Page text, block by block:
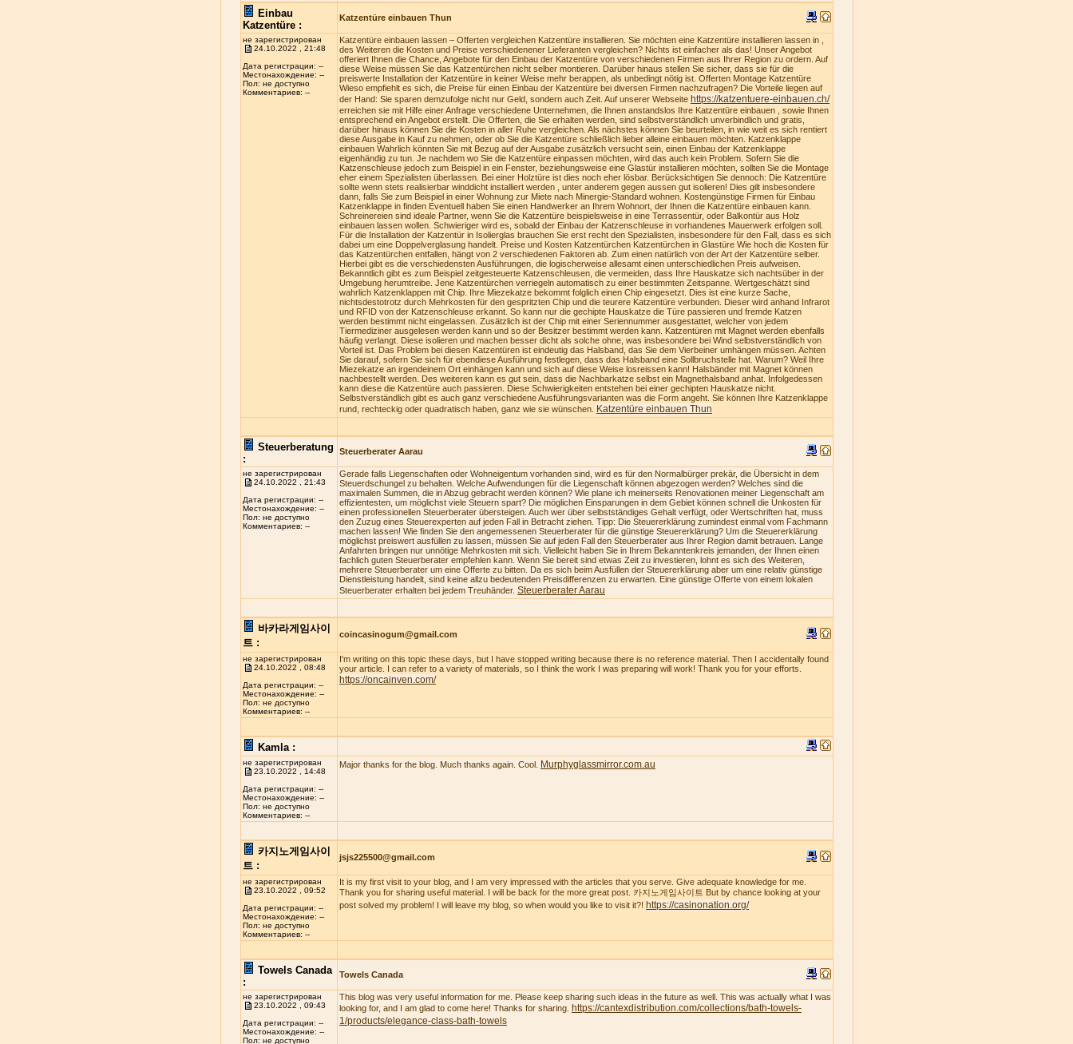
Einbau
Katzentüre :
Katzentüre einbauen Thun
не зарегистрирован
24.10.2022 , 21:48
Дата регистрации: --
Местонахождение: --
Пол: не доступно
Комментариев: --
Katzentüre einbauen lassen – Offerten vergleichen Katzentüre installieren. Sie möchten eine Katzentüre installieren lassen in ,
des Weiteren die Kosten und Preise verschiedenener Lieferanten vergleichen? Nichts ist einfacher als das! Unser Angebot
offeriert Ihnen die Chance, Angebote für den Einbau der Katzentüre von verschiedenen Firmen aus Ihrer Region zu ordern. Auf
diese Weise müssen Sie das Katzentürchen nicht selber montieren. Darüber hinaus stellen Sie sicher, dass sie für die
preiswerte Installation der Katzentüre in keiner Weise mehr berappen, als unbedingt nötig ist. Offerten Montage Katzentüre
Wieso empfiehlt es sich, die Preise für einen Einbau der Katzentüre bei diversen Firmen nachzufragen? Die Vorteile liegen auf
der Hand: Sie sparen demzufolge nicht nur Geld, sondern auch Zeit. Auf unserer Webseite https://katzentuere-einbauen.ch/
erreichen sie mit Hilfe einer Anfrage verschiedene Unternehmen, die Ihnen anstandslos Ihre Katzentüre einbauen , sowie Ihnen
entsprechend ein Angebot erstellt. Die Offerten, die Sie erhalten werden, sind selbstverständlich unverbindlich und gratis,
darüber hinaus können Sie die Kosten in aller Ruhe vergleichen. Als nächstes können Sie beurteilen, in wie weit es sich rentiert
diese Ausgabe in Kauf zu nehmen, oder ob Sie die Katzentüre schließlich lieber alleine einbauen möchten. Katzenklappe
einbauen Wahrlich könnten Sie mit Bezug auf der Ausgabe zusätzlich versucht sein, einen Einbau der Katzenklappe
eigenhändig zu tun. Je nachdem wo Sie die Katzentüre einpassen möchten, wird das auch kein Problem. Sofern Sie die
Katzenschleuse jedoch zum Beispiel in ein Fenster, beziehungsweise eine Glastür installieren möchten, sollten Sie die Montage
eher einem Spezialisten überlassen. Bei einer Holztüre ist dies noch eher lösbar. Berücksichtigen Sie dennoch: Die Katzentüre
sollte wenn stets realisierbar winddicht installiert werden , unter anderem gegen aussen gut isolieren! Dies gilt insbesondere
dann, falls Sie zum Beispiel in einer Wohnung zur Miete nach Minergie-Standard wohnen. Kostengünstige Firmen für Einbau
Katzenklappe in finden Eventuell haben Sie einen Handwerker an Ihrem Wohnort, der Ihnen die Katzentüre einbauen kann.
Schreinereien sind ideale Partner, wenn Sie die Katzentüre beispielsweise in eine Terrassentür, oder Balkontür aus Holz
einbauen lassen wollen. Schwieriger wird es, sobald der Einbau der Katzenschleuse in vorhandenes Mauerwerk erfolgen soll.
Für die Installation der Katzentür in Isolierglas brauchen Sie erst recht den Spezialisten, insbesondere für den Fall, dass es sich
dabei um eine Doppelverglasung handelt. Preise und Kosten Katzentürchen Katzentürchen in Glastüre Wie hoch die Kosten für
das Katzentürchen entfallen, hängt von 2 verschiedenen Faktoren ab. Zum einen natürlich von der Art der Katzentüre selber.
Hierbei gibt es die verschiedensten Ausführungen, die logischerweise allesamt einen unterschiedlichen Preis aufweisen.
Bekanntlich gibt es zum Beispiel zeitgesteuerte Katzenschleusen, die vermeiden, dass Ihre Hauskatze sich nachtsüber in der
Umgebung herumtreibe. Jene Katzentürchen verriegeln automatisch zu einer bestimmten Zeitspanne. Wertgeschätzt sind
wahrlich Katzenklappen mit Chip. Ihre Miezekatze bekommt folglich einen Chip eingesetzt. Dies ist eine kurze Sache,
nichtsdestotrotz durch Mehrkosten für den gespritzten Chip und die teurere Katzentüre verbunden. Dieser wird anhand Infrarot
und RFID von der Katzenschleuse erkannt. So kann nur die gechipte Hauskatze die Türe passieren und fremde Katzen
werden bestimmt nicht eingelassen. Zusätzlich ist der Chip mit einer Seriennummer ausgestattet, welcher von jedem
Tiermediziner ausgelesen werden kann und so der Besitzer bestimmt werden kann. Katzentüren mit Magnet werden ebenfalls
häufig verlangt. Diese isolieren und machen besser dicht als solche ohne, was insbesondere bei Wind selbstverständlich von
Vorteil ist. Das Problem bei diesen Katzentüren ist eindeutig das Halsband, das Sie dem Vierbeiner umhängen müssen. Achten
Sie darauf, sofern Sie sich für ebendiese Ausführung festlegen, dass das Halsband eine Sollbruchstelle hat. Warum? Weil Ihre
Miezekatze an irgendeinem Ort einhängen kann und sich auf diese Weise losreissen kann! Halsbänder mit Magnet können
nachbestellt werden. Des weiteren kann es gut sein, dass die Nachbarkatze selbst ein Magnethalsband anhat. Infolgedessen
kann diese die Katzentüre auch passieren. Diese Schwierigkeiten entstehen bei einer gechipten Hauskatze nicht.
Selbstverständlich gibt es auch ganz verschiedene Ausführungsvarianten was die Form angeht. Sie können Ihre Katzenklappe
rund, rechteckig oder quadratisch haben, ganz wie sie wünschen.
Katzentüre einbauen Thun
Steuerberatung
:
Steuerberater Aarau
не зарегистрирован
24.10.2022 , 21:43
Дата регистрации: --
Местонахождение: --
Пол: не доступно
Комментариев: --
Gerade falls Liegenschaften oder Wohneigentum vorhanden sind, wird es für den Normalbürger prekär, die Übersicht in dem
Steuerdschungel zu behalten. Welche Aufwendungen für die Liegenschaft können abgezogen werden? Welches sind die
maximalen Summen, die in Abzug gebracht werden können? Wie plane ich meinerseits Renovationen meiner Liegenschaft am
effizientesten, um möglichst viele Steuern spart? Die möglichen Einsparungen in dem Gebiet können schnell die Unkosten für
einen professionellen Steuerberater übersteigen. Auch wer über selbstständiges Gehalt verfügt, oder Wertschriften hat, muss
den Zuzug eines Steuerexperten auf jeden Fall in Betracht ziehen. Tipp: Die Steuererklärung zumindest einmal vom Fachmann
machen lassen! Wie finden Sie den angemessenen Steuerberater für die günstige Steuererklärung? Um die Steuererklärung
möglichst preiswert ausfüllen zu lassen, müssen Sie auf jeden Fall den Steuerberater aus Ihrer Region damit betrauen. Lange
Anfahrten bringen nur unnötige Mehrkosten mit sich. Vielleicht haben Sie in Ihrem Bekanntenkreis jemanden, der Ihnen einen
fachlich guten Steuerberater empfehlen kann. Wenn Sie bereit sind etwas Zeit zu investieren, lohnt es sich des Weiteren,
mehrere Steuerberater um eine Offerte zu bitten. Da es sich beim Ausfüllen der Steuererklärung aber um eine relativ günstige
Dienstleistung handelt, sind keine allzu bedeutenden Preisdifferenzen zu erwarten. Eine günstige Offerte von einem lokalen
Steuerberater erhalten bei jedem Treuhänder. Steuerberater Aarau
바카라게임사이
트 :
coincasinogum@gmail.com
не зарегистрирован
24.10.2022 , 08:48
Дата регистрации: --
Местонахождение: --
Пол: не доступно
Комментариев: --
I'm writing on this topic these days, but I have stopped writing because there is no reference material. Then I accidentally found
your article. I can refer to a variety of materials, so I think the work I was preparing will work! Thank you for your efforts.
https://oncainven.com/
Kamla :
не зарегистрирован
23.10.2022 , 14:48
Дата регистрации: --
Местонахождение: --
Пол: не доступно
Комментариев: --
Major thanks for the blog. Much thanks again. Cool. Murphyglassmirror.com.au
카지노게임사이
트 :
jsjs225500@gmail.com
не зарегистрирован
23.10.2022 , 09:52
Дата регистрации: --
Местонахождение: --
Пол: не доступно
Комментариев: --
It is my first visit to your blog, and I am very impressed with the articles that you serve. Give adequate knowledge for me.
Thank you for sharing useful material. I will be back for the more great post. 카지노게임사이트 But by chance looking at your
post solved my problem! I will leave my blog, so when would you like to visit it?! https://casinonation.org/
Towels Canada
:
Towels Canada
не зарегистрирован
23.10.2022 , 09:43
Дата регистрации: --
Местонахождение: --
Пол: не доступно
This blog was very useful information for me. Please keep sharing such ideas in the future as well. This was actually what I was
looking for, and I am glad to come here! Thanks for sharing.
https://cantexdistribution.com/collections/bath-towels-
1/products/elegance-class-bath-towels